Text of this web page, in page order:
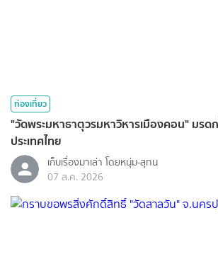
ท่องเที่ยว
"วัดพระมหาธาตุวรมหาวิหารเมืองคอน" มรด
ประเทศไทย
เก็บเรื่องมาเล่า โดยหนุ่ม-สุทน
07 ส.ค. 2026